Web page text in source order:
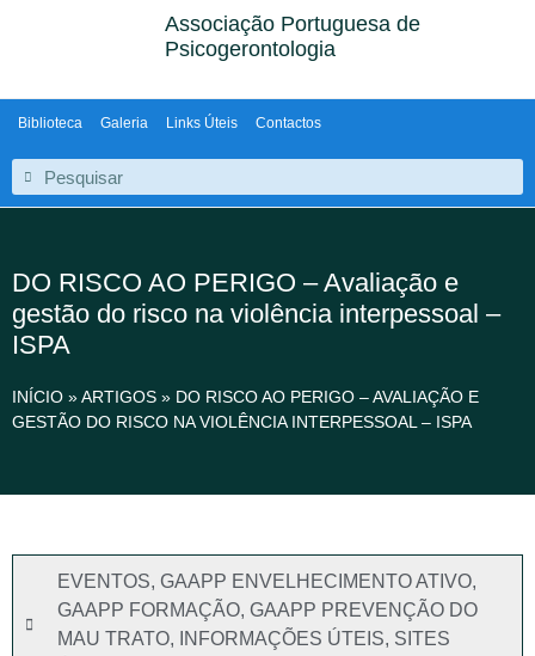
Associação Portuguesa de
Psicogerontologia
Biblioteca Galeria Links Úteis Contactos
DO RISCO AO PERIGO – Avaliação e
gestão do risco na violência interpessoal –
ISPA
INÍCIO »ARTIGOS » DO RISCO AO PERIGO – AVALIAÇÃO E
GESTÃO DO RISCO NA VIOLÊNCIA INTERPESSOAL – ISPA
EVENTOS, GAAPP ENVELHECIMENTO ATIVO,
GAAPP FORMAÇÃO, GAAPP PREVENÇÃO DO
MAU TRATO, INFORMAÇÕES ÚTEIS, SITES